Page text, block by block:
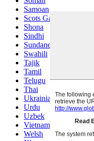
Samoan
Scots Gaelic
Shona
Sindhi
Sundanese
Swahili
Tajik
Tamil
Telugu
Thai
Ukrainian
Urdu
Uzbek
Vietnamese
Welsh